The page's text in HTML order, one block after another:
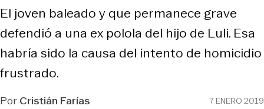
El joven baleado y que permanece grave
defendió a una ex polola del hijo de Luli. Esa
habría sido la causa del intento de homicidio
frustrado.
PorCristián Farías 7 ENERO 2019